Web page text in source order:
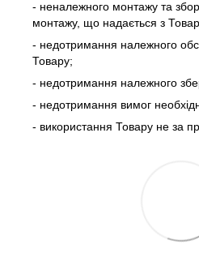
- неналежного монтажу та
монтажу, що надається з
- недотримання належного
Товару;
- недотримання належного
- недотримання вимог
- використання Товару не за